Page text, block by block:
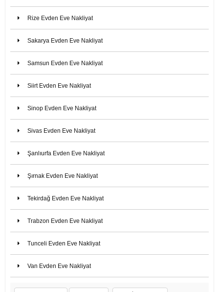
Rize Evden Eve Nakliyat
Sakarya Evden Eve Nakliyat
Samsun Evden Eve Nakliyat
Siirt Evden Eve Nakliyat
Sinop Evden Eve Nakliyat
Sivas Evden Eve Nakliyat
Şanlıurfa Evden Eve Nakliyat
Şırnak Evden Eve Nakliyat
Tekirdağ Evden Eve Nakliyat
Trabzon Evden Eve Nakliyat
Tunceli Evden Eve Nakliyat
Van Evden Eve Nakliyat